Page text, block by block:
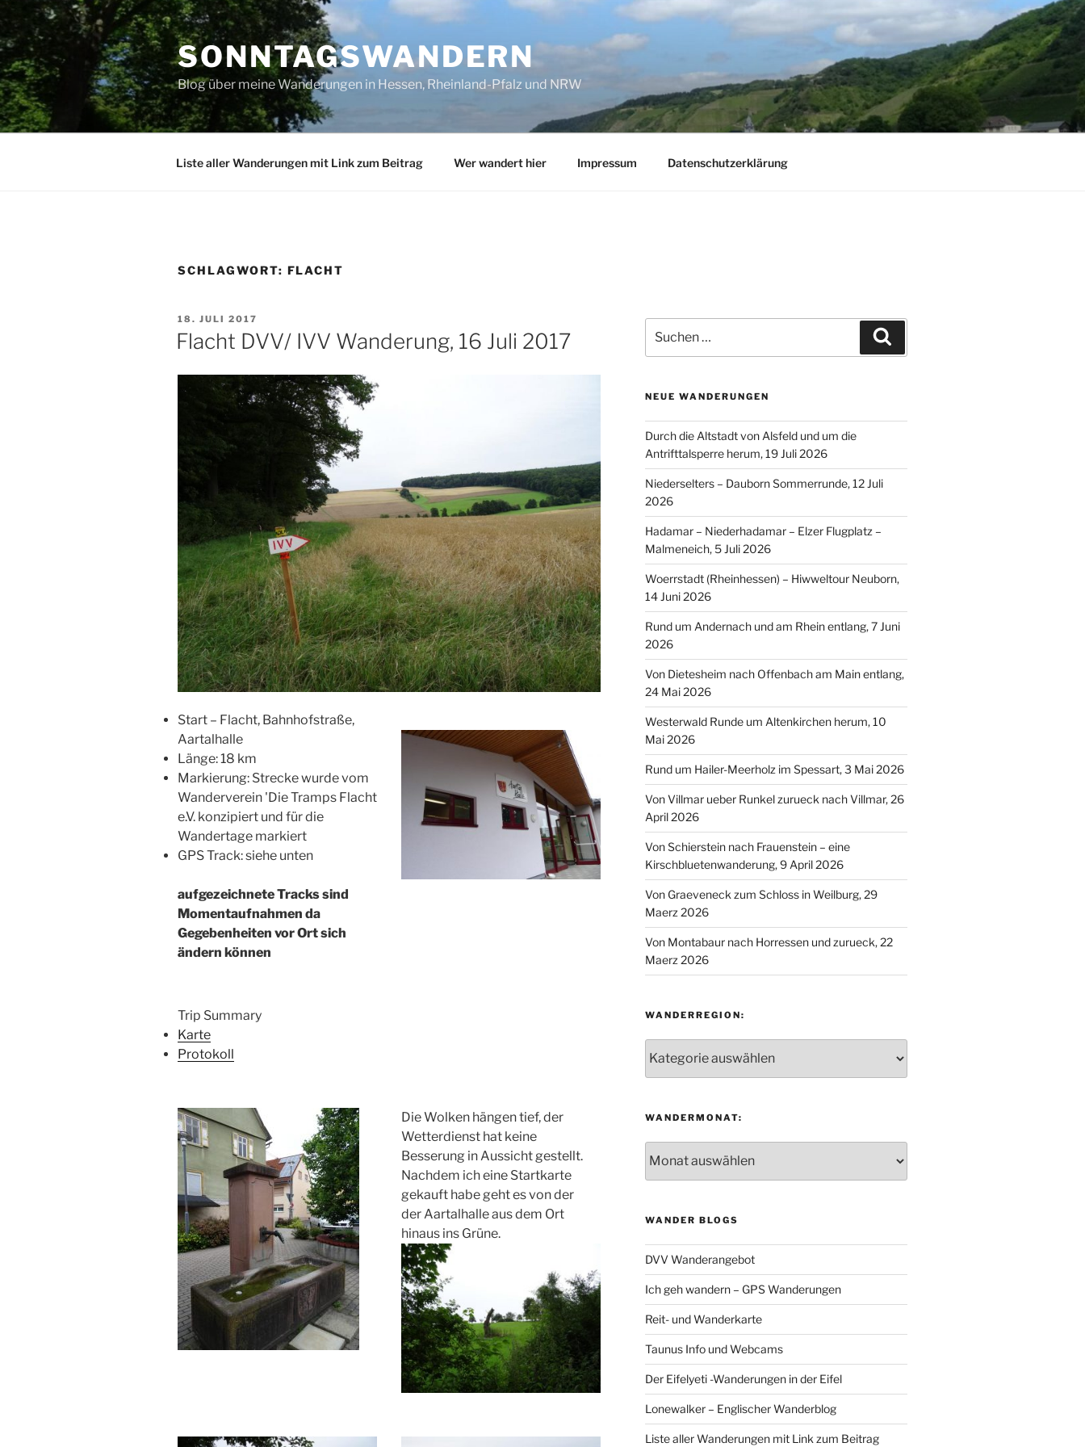
Zum
Inhalt
springen
SONNTAGSWANDERN
Blog über meine Wanderungen in Hessen, Rheinland-Pfalz und NRW
Liste aller Wanderungen mit Link zum Beitrag Wer wandert hier Impressum Datenschutzerklärung
SCHLAGWORT: FLACHT
VERÖFFENTLICHT
AM
18. JULI 2017
Flacht DVV/ IVV Wanderung, 16 Juli 2017
Start – Flacht, Bahnhofstraße,
Aartalhalle
Länge: 18 km
Markierung: Strecke wurde vom
Wanderverein 'Die Tramps Flacht
e.V. konzipiert und für die
Wandertage markiert
GPS Track: siehe unten
aufgezeichnete Tracks sind
Momentaufnahmen da
Gegebenheiten vor Ort sich
ändern können
Trip Summary
Karte
Protokoll
Die Wolken hängen tief, der
Wetterdienst hat keine
Besserung in Aussicht gestellt.
Nachdem ich eine Startkarte
gekauft habe geht es von der
der Aartalhalle aus dem Ort
hinaus ins Grüne.
nach:
NEUE WANDERUNGEN
Durch die Altstadt von Alsfeld und um die
Antrifttalsperre herum, 19 Juli 2026
Niederselters – Dauborn Sommerrunde, 12 Juli
2026
Hadamar – Niederhadamar – Elzer Flugplatz –
Malmeneich, 5 Juli 2026
Woerrstadt (Rheinhessen) – Hiwweltour Neuborn,
14 Juni 2026
Rund um Andernach und am Rhein entlang, 7 Juni
2026
Von Dietesheim nach Offenbach am Main entlang,
24 Mai 2026
Westerwald Runde um Altenkirchen herum, 10
Mai 2026
Rund um Hailer-Meerholz im Spessart, 3 Mai 2026
Von Villmar ueber Runkel zurueck nach Villmar, 26
April 2026
Von Schierstein nach Frauenstein – eine
Kirschbluetenwanderung, 9 April 2026
Von Graeveneck zum Schloss in Weilburg, 29
Maerz 2026
Von Montabaur nach Horressen und zurueck, 22
Maerz 2026
WANDERREGION:
WANDERMONAT:
WANDER BLOGS
DVV Wanderangebot
Ich geh wandern – GPS Wanderungen
Reit- und Wanderkarte
Taunus Info und Webcams
Der Eifelyeti -Wanderungen in der Eifel
Lonewalker – Englischer Wanderblog
Liste aller Wanderungen mit Link zum Beitrag